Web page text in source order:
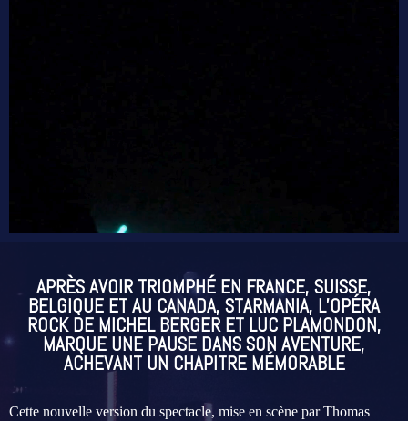
APRÈS AVOIR TRIOMPHÉ EN FRANCE, SUISSE,
BELGIQUE ET AU CANADA, STARMANIA, L’OPÉRA
ROCK DE MICHEL BERGER ET LUC PLAMONDON,
MARQUE UNE PAUSE DANS SON AVENTURE,
ACHEVANT UN CHAPITRE MÉMORABLE
Cette nouvelle version du spectacle, mise en scène par Thomas